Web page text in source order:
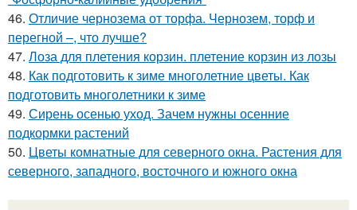
46. Отличие чернозема от торфа. Чернозем, торф и
перегной –, что лучше?
47. Лоза для плетения корзин. плетение корзин из лозы
48. Как подготовить к зиме многолетние цветы. Как
подготовить многолетники к зиме
49. Сирень осенью уход. Зачем нужны осенние
подкормки растений
50. Цветы комнатные для северного окна. Растения для
северного, западного, восточного и южного окна